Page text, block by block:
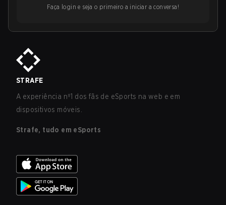
Faça login e seja o primeiro a iniciar a conversa!
STRAFE
A experiência nº1 dos fãs de eSports na web e em
dispositivos móveis.
Strafe, tudo em eSports